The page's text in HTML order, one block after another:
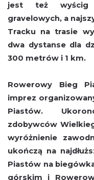
jest też wyścig
gravelowych, a
Tracku na trasie
dwa dystanse dla
300 metrów i 1 km.
Rowerowy Bieg
imprez
Piastów.
zdobywców
wyróżnienie
ukończą na
Piastów na
górskim i